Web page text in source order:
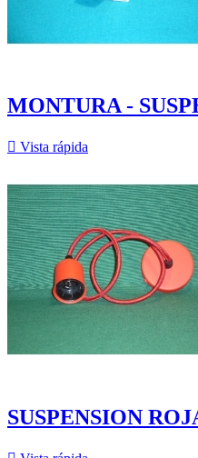
MONTURA -
 Vista rápida
SUSPENSION